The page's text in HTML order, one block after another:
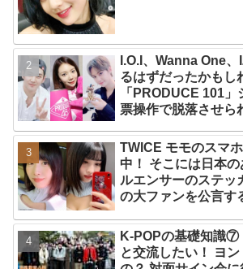
I.O.I、Wanna One
るはずだったかもし
「PRODUCE 101
票操作で脱落させら
TWICE モモのスマ
中！ そこには日本
ルエンサーのステッ
の大ファンを公言す
と話題沸騰
K-POPの基礎知識⑦
と交流したい！ ヨ